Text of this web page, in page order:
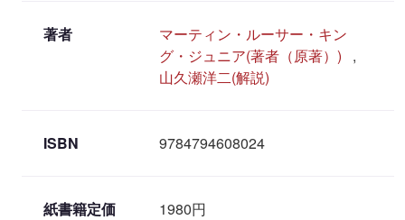
著者
マーティン・ルーサー・キン
グ・ジュニア(著者（原著）) ,
山久瀬洋二(解説)
ISBN 9784794608024
紙書籍定価 1980円